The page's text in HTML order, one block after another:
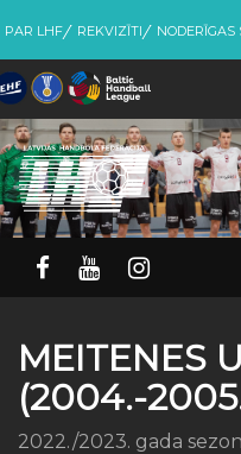
PAR LHF REKVIZĪTI NODERĪGAS
MEITENES
(2004.-
2022./2023. gada